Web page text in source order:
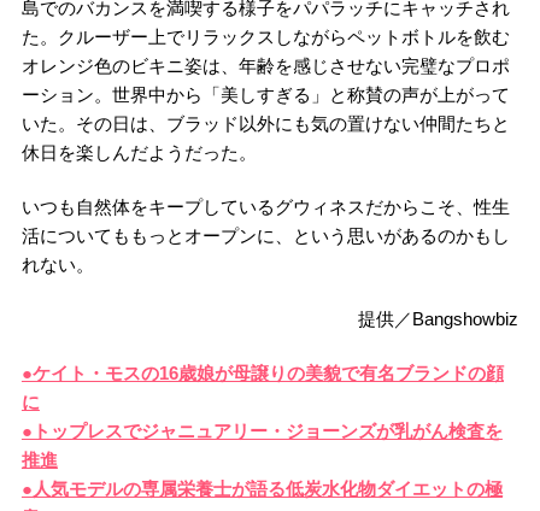
島でのバカンスを満喫する様子をパパラッチにキャッチされ
た。クルーザー上でリラックスしながらペットボトルを飲む
オレンジ色のビキニ姿は、年齢を感じさせない完璧なプロポ
ーション。世界中から「美しすぎる」と称賛の声が上がって
いた。その日は、ブラッド以外にも気の置けない仲間たちと
休日を楽しんだようだった。
いつも自然体をキープしているグウィネスだからこそ、性生
活についてももっとオープンに、という思いがあるのかもし
れない。
提供／Bangshowbiz
●ケイト・モスの16歳娘が母譲りの美貌で有名ブランドの顔
に
●トップレスでジャニュアリー・ジョーンズが乳がん検査を
推進
●人気モデルの専属栄養士が語る低炭水化物ダイエットの極